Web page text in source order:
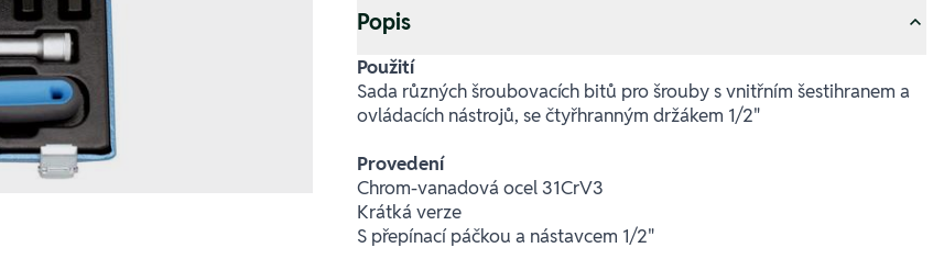
Popis
Použití
Sada různých šroubovacích bitů pro šrouby s vnitřním šestihranem a
ovládacích nástrojů, se čtyřhranným držákem 1/2"
Provedení
Chrom-vanadová ocel 31CrV3
Krátká verze
S přepínací páčkou a nástavcem 1/2"